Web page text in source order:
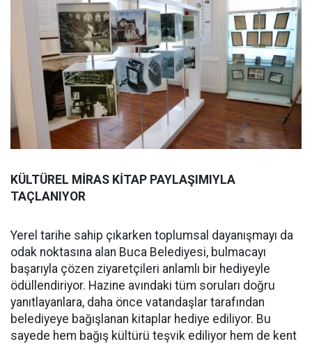
KÜLTÜREL MİRAS KİTAP PAYLAŞIMIYLA
TAÇLANIYOR
Yerel tarihe sahip çıkarken toplumsal dayanışmayı da
odak noktasına alan Buca Belediyesi, bulmacayı
başarıyla çözen ziyaretçileri anlamlı bir hediyeyle
ödüllendiriyor. Hazine avındaki tüm soruları doğru
yanıtlayanlara, daha önce vatandaşlar tarafından
belediyeye bağışlanan kitaplar hediye ediliyor. Bu
sayede hem bağış kültürü teşvik ediliyor hem de kent